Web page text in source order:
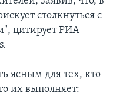
столкнуться с
цитирует РИА
ясным для тех, кто
их выполняет: